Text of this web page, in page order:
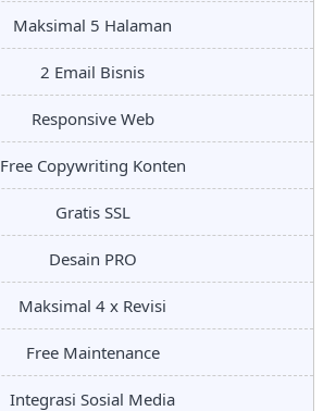
Maksimal 5 Halaman
2 Email Bisnis
Responsive Web
Free Copywriting Konten
Gratis SSL
Desain PRO
Maksimal 4 x Revisi
Free Maintenance
Integrasi Sosial Media